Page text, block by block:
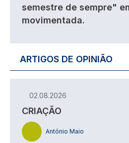
semestre de sempre"
movimentada.
ARTIGOS DE OPINIÃO
02.08.2026
CRIAÇÃO
António Maio